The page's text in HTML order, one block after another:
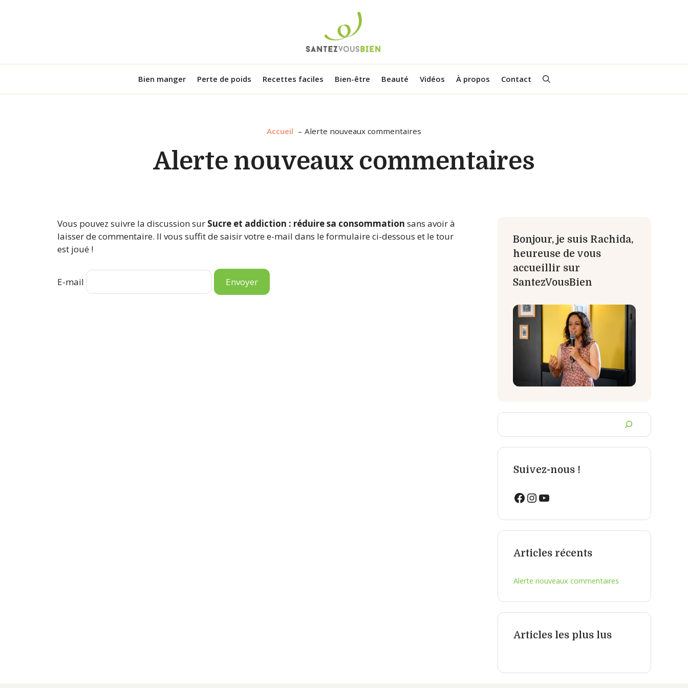
Bien manger Perte de poids Recettes faciles Bien-être Beauté Vidéos À propos Contact
Accueil Alerte nouveaux commentaires
Alerte nouveaux commentaires
Vous pouvez suivre la discussion sur Sucre et addiction : réduire sa consommation sans avoir à
laisser de commentaire. Il vous suffit de saisir votre e-mail dans le formulaire ci-dessous et le tour
est joué !
E-mail
Bonjour, je suis Rachida,
heureuse de vous
accueillir sur
SantezVousBien
Chercher
un
Suivez-nous !
Facebook
Instagram
YouTube
Articles récents
Alerte nouveaux commentaires
Articles les plus lus